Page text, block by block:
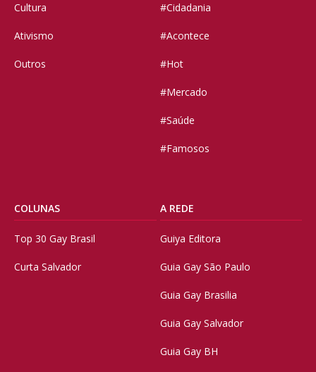
Cultura
Ativismo
Outros
#Cidadania
#Acontece
#Hot
#Mercado
#Saúde
#Famosos
COLUNAS
Top 30 Gay Brasil
Curta Salvador
A REDE
Guiya Editora
Guia Gay São Paulo
Guia Gay Brasilia
Guia Gay Salvador
Guia Gay BH